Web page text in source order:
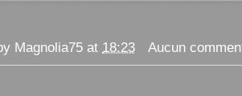
Magnolia75 at 18:23 Aucun